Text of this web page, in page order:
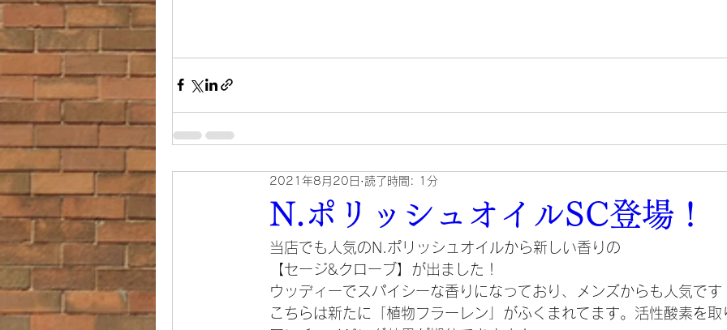
N.ポリッシュオイルSC登場！
2021年8月20日 読了時間: 1分
当店でも人気のN.ポリッシュオイルから新しい香りの
【セージ&クローブ】が出ました！
ウッディーでスパイシーな香りになっており、メンズからも人気です
こちらは新たに「植物フラーレン」がふくまれてます。活性酸素を